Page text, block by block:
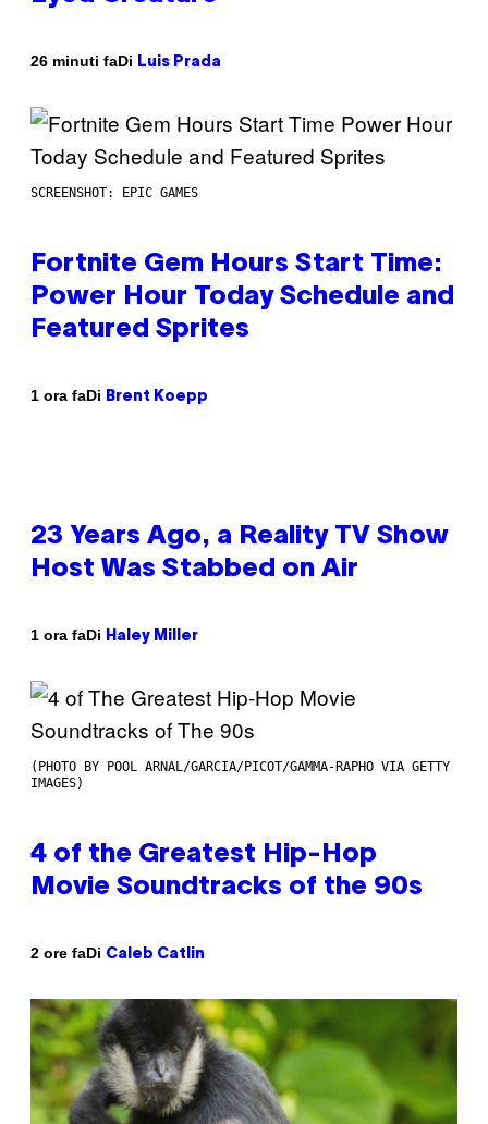
26 minuti faDi Luis Prada
SCREENSHOT: EPIC GAMES
Fortnite Gem Hours Start Time:
Power Hour Today Schedule and
Featured Sprites
1 ora faDi Brent Koepp
23 Years Ago, a Reality TV Show
Host Was Stabbed on Air
1 ora faDi Haley Miller
(PHOTO BY POOL ARNAL/GARCIA/PICOT/GAMMA-RAPHO VIA GETTY
IMAGES)
4 of the Greatest Hip-Hop
Movie Soundtracks of the 90s
2 ore faDi Caleb Catlin